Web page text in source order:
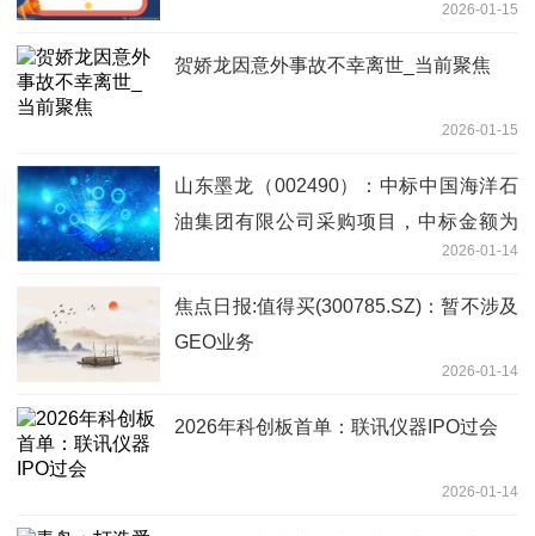
2026-01-15
贺娇龙因意外事故不幸离世_当前聚焦
2026-01-15
山东墨龙（002490）：中标中国海洋石
油集团有限公司采购项目，中标金额为
2026-01-14
焦点日报:值得买(300785.SZ)：暂不涉及
GEO业务
2026-01-14
2026年科创板首单：联讯仪器IPO过会
2026-01-14